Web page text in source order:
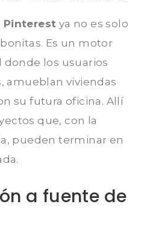
Pinterest ya no es solo
Es un motor
donde los usuarios
amueblan viviendas
su futura oficina. Allí
que, con la
pueden terminar en
a fuente de